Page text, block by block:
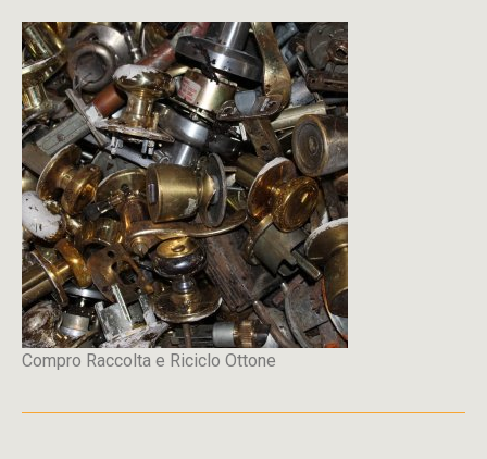
Compro Raccolta e Riciclo Ottone